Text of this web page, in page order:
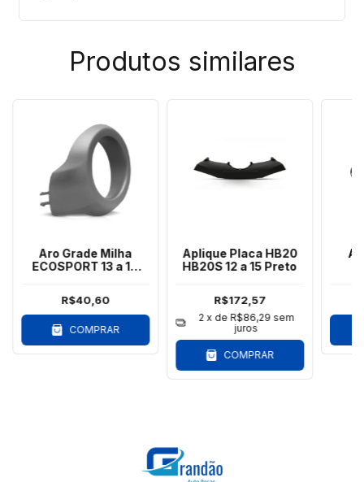
Produtos similares
Aro Grade Milha
ECOSPORT 13 a 16
R$40,60
COMPRAR
Aplique Placa HB20
HB20S 12 a 15 Preto
R$172,57
2 x de R$86,29 sem
juros
COMPRAR